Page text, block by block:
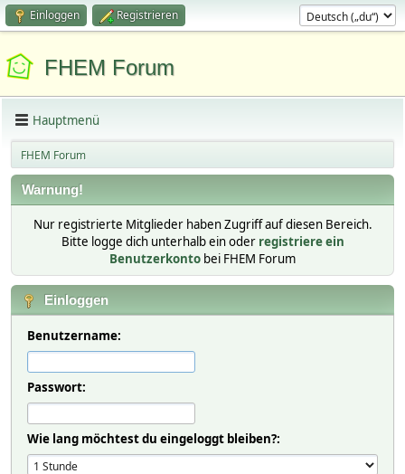
Einloggen Registrieren
FHEM Forum
Hauptmenü
FHEM Forum
Warnung!
Nur registrierte Mitglieder haben Zugriff auf diesen Bereich.
Bitte logge dich unterhalb ein oder registriere ein
Benutzerkonto bei FHEM Forum
Einloggen
Benutzername:
Passwort:
Wie lang möchtest du eingeloggt bleiben?: